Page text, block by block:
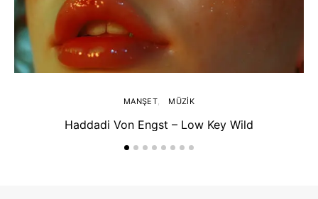
MANŞET MÜZIK
Haddadi Von Engst – Low Key Wild